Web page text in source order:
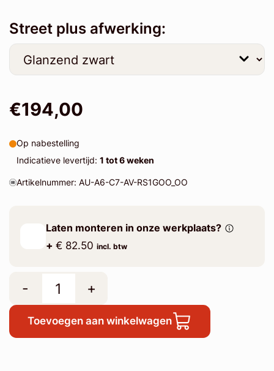
Street plus afwerking:
€194,00
Op nabestelling
Indicatieve levertijd: 1 tot 6 weken
Artikelnummer: AU-A6-C7-AV-RS1GOO_OO
Laten monteren in onze werkplaats?
+ € 82.50 incl. btw
- +
Toevoegen aan winkelwagen